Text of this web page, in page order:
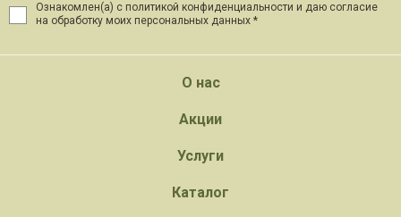
Ознакомлен(а) с политикой конфиденциальности и даю согласие
на обработку моих персональных данных *
О нас
Акции
Услуги
Каталог